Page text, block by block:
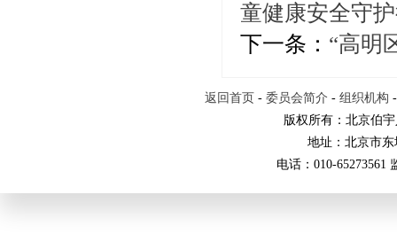
童健康安全守
下一条： “高明
返回首页 -委员会简介 -组织机构
版权所有：北京伯
地址：北京市
电话：010-65273561